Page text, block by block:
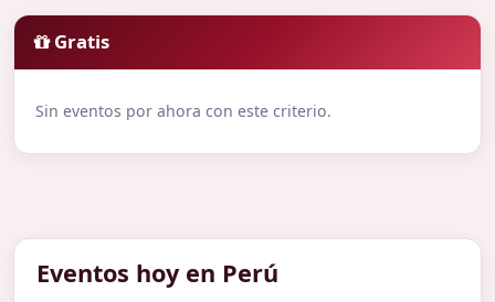
Gratis
Sin eventos por ahora con este criterio.
Eventos hoy en Perú